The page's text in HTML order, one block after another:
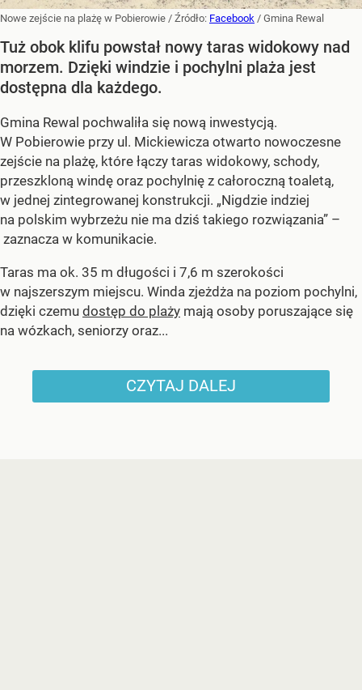
Nowe zejście na plażę w Pobierowie / Źródło: Facebook / Gmina Rewal
Tuż obok klifu powstał nowy taras widokowy nad
morzem. Dzięki windzie i pochylni plaża jest
dostępna dla każdego.
Gmina Rewal pochwaliła się nową inwestycją.
W Pobierowie przy ul. Mickiewicza otwarto nowoczesne
zejście na plażę, które łączy taras widokowy, schody,
przeszkloną windę oraz pochylnię z całoroczną toaletą,
w jednej zintegrowanej konstrukcji. „Nigdzie indziej
na polskim wybrzeżu nie ma dziś takiego rozwiązania” –
zaznacza w komunikacie.
Taras ma ok. 35 m długości i 7,6 m szerokości
w najszerszym miejscu. Winda zjeżdża na poziom pochylni,
dzięki czemu dostęp do plaży mają osoby poruszające się
na wózkach, seniorzy oraz...
CZYTAJ DALEJ